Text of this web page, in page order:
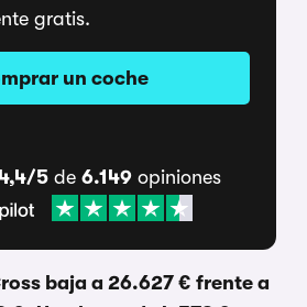
gratis.
un coche
4,4/5 de 6.149 opiniones
baja a 26.627 € frente a